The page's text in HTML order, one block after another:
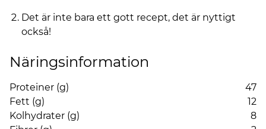
Det är inte bara ett gott recept, det är nyttigt
också!
Näringsinformation
Proteiner (g)
47
Fett (g)
12
Kolhydrater (g)
8